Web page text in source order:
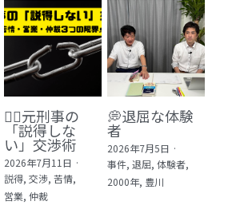
本は飲み物」index
犯罪・説得交渉 23冊
精神疾患・ケア 29冊
語・情動 13冊
・神秘 30冊
メント・学修 20冊
録
🙅‍♂️元刑事の
「説得しな
い」交渉術
2026年7月11日 ·
説得, 交渉, 苦情,
営業, 仲裁
💭退屈な体験
者
2026年7月5日 ·
事件, 退屈, 体験者,
2000年, 豊川